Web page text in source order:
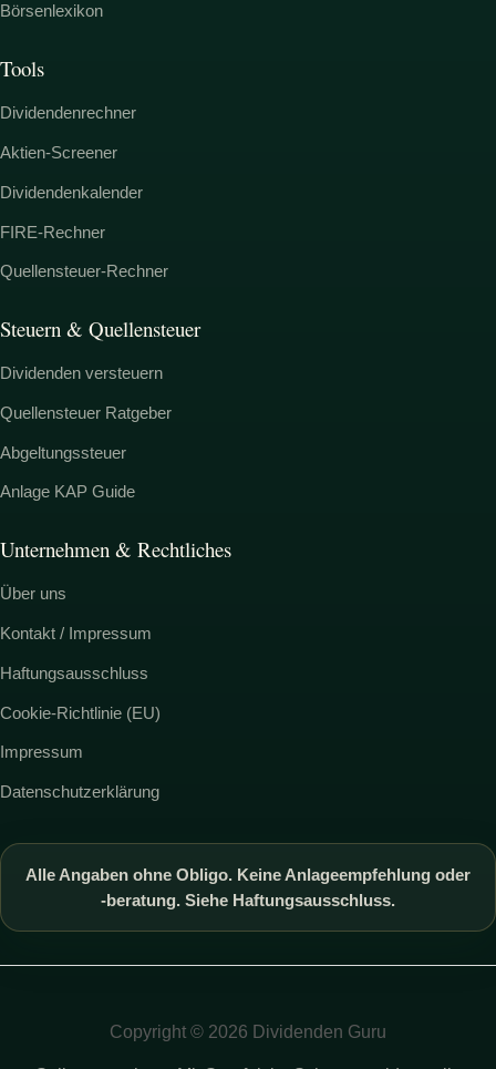
Börsenlexikon
Tools
Dividendenrechner
Aktien-Screener
Dividendenkalender
FIRE-Rechner
Quellensteuer-Rechner
Steuern & Quellensteuer
Dividenden versteuern
Quellensteuer Ratgeber
Abgeltungssteuer
Anlage KAP Guide
Unternehmen & Rechtliches
Über uns
Kontakt / Impressum
Haftungsausschluss
Cookie-Richtlinie (EU)
Impressum
Datenschutzerklärung
Alle Angaben ohne Obligo. Keine Anlageempfehlung oder
-beratung. Siehe Haftungsausschluss.
Copyright © 2026 Dividenden Guru